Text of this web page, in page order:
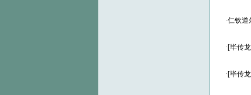
·仁钦道
·[毕传
·[毕传